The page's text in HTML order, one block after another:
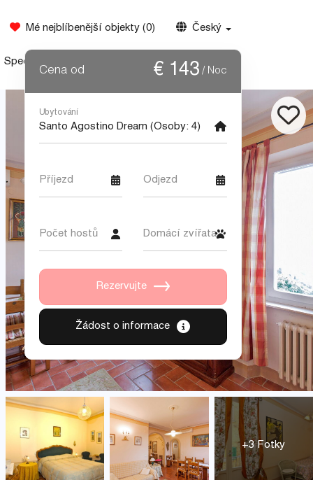
Mé nejblíbenější objekty (0) Český
Speciální nabídky Svatba v Itálii Kontakt
+3 Fotky
Cena od € 143 / Noc
Ubytování
Příjezd Odjezd
Počet hostů Domácí zvířata
Rezervujte
Žádost o informace